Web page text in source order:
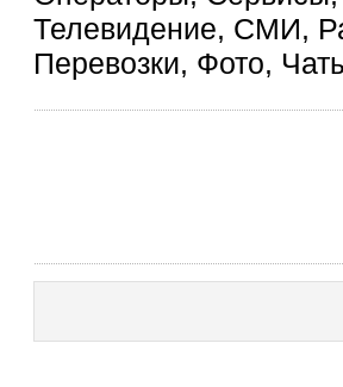
Телевидение, СМИ,
Перевозки, Фото,